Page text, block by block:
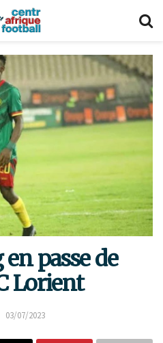
passe de
Lorient
03/07/2023